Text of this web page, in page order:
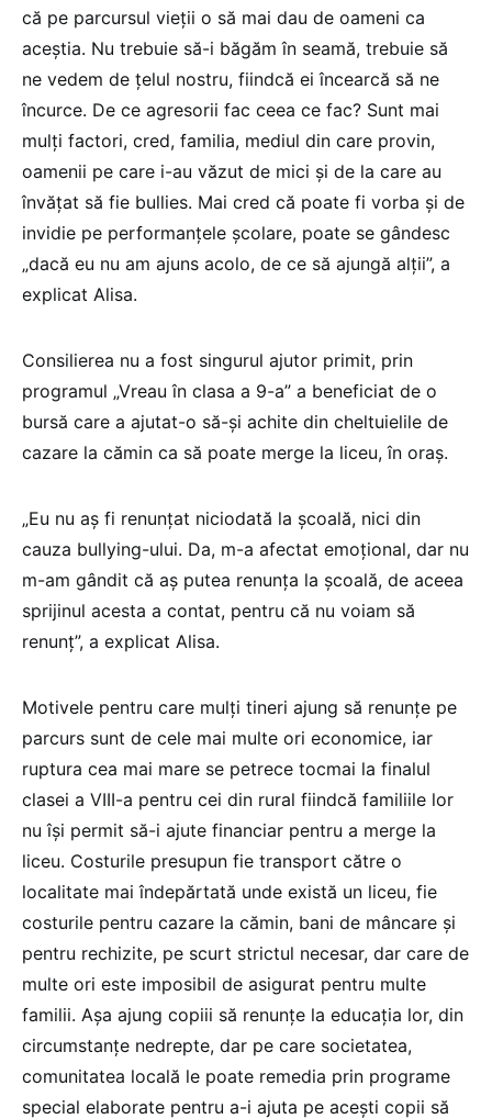
că pe parcursul vieții o să mai dau de oameni ca
aceștia. Nu trebuie să-i băgăm în seamă, trebuie să
ne vedem de țelul nostru, fiindcă ei încearcă să ne
încurce. De ce agresorii fac ceea ce fac? Sunt mai
mulți factori, cred, familia, mediul din care provin,
oamenii pe care i-au văzut de mici și de la care au
învățat să fie bullies. Mai cred că poate fi vorba și de
invidie pe performanțele școlare, poate se gândesc
„dacă eu nu am ajuns acolo, de ce să ajungă alții”, a
explicat Alisa.
Consilierea nu a fost singurul ajutor primit, prin
programul „Vreau în clasa a 9-a” a beneficiat de o
bursă care a ajutat-o să-și achite din cheltuielile de
cazare la cămin ca să poate merge la liceu, în oraș.
„Eu nu aș fi renunțat niciodată la școală, nici din
cauza bullying-ului. Da, m-a afectat emoțional, dar nu
m-am gândit că aș putea renunța la școală, de aceea
sprijinul acesta a contat, pentru că nu voiam să
renunț”, a explicat Alisa.
Motivele pentru care mulți tineri ajung să renunțe pe
parcurs sunt de cele mai multe ori economice, iar
ruptura cea mai mare se petrece tocmai la finalul
clasei a VIII-a pentru cei din rural fiindcă familiile lor
nu își permit să-i ajute financiar pentru a merge la
liceu. Costurile presupun fie transport către o
localitate mai îndepărtată unde există un liceu, fie
costurile pentru cazare la cămin, bani de mâncare și
pentru rechizite, pe scurt strictul necesar, dar care de
multe ori este imposibil de asigurat pentru multe
familii. Așa ajung copiii să renunțe la educația lor, din
circumstanțe nedrepte, dar pe care societatea,
comunitatea locală le poate remedia prin programe
special elaborate pentru a-i ajuta pe acești copii să